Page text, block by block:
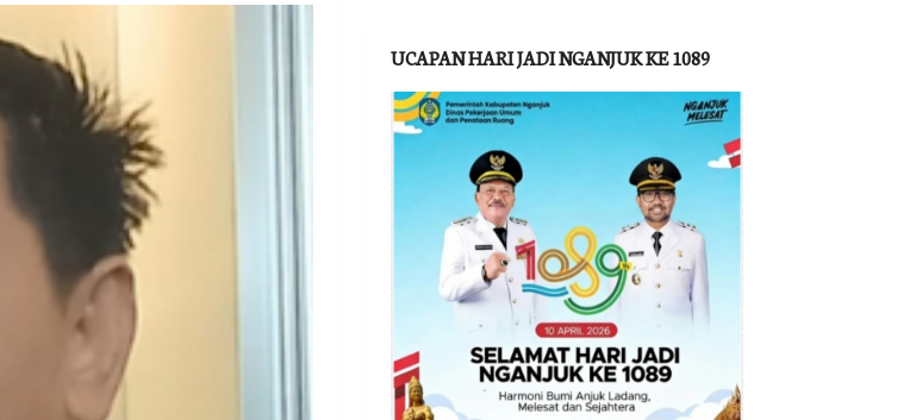
UCAPAN HARI JADI NGANJUK KE 1089